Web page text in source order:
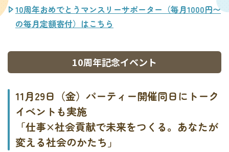
10周年おめでとうマンスリーサポーター（毎月1000円〜
の毎月定額寄付）はこちら
10周年記念イベント
11月29日（金）パーティー開催同日にトーク
イベントも実施
「仕事×社会貢献で未来をつくる。あなたが
変える社会のかたち」